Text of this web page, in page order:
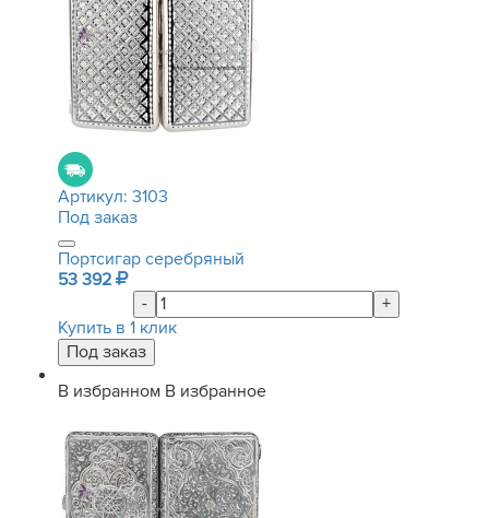
Артикул: 3103
Под заказ
Портсигар серебряный
53 392
-
+
Купить в 1 клик
В избранном В избранное